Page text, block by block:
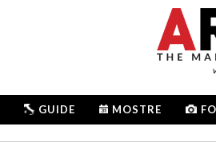
GUIDE MOSTRE